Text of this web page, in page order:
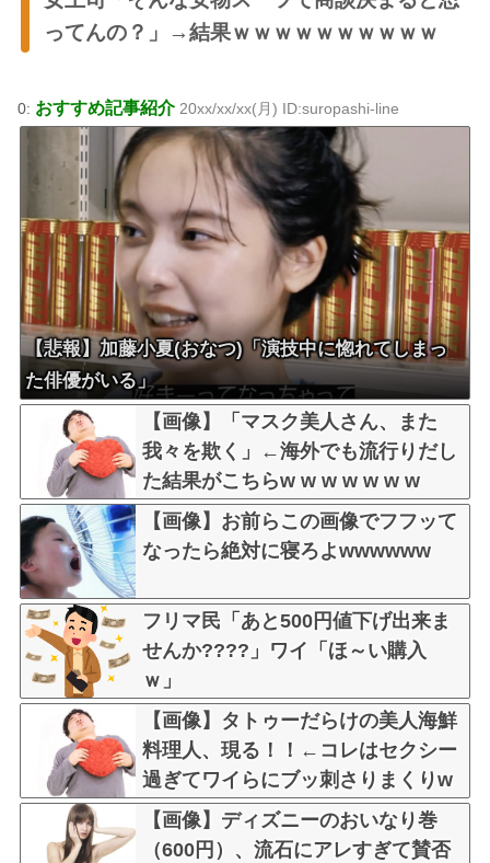
ってんの？」→結果ｗｗｗｗｗｗｗｗｗｗ
0: おすすめ記事紹介20xx/xx/xx(月) ID:suropashi-line
【悲報】加藤小夏(おなつ)「演技中に惚れてしまっ
た俳優がいる」
【画像】「マスク美人さん、また
我々を欺く」←海外でも流行りだし
た結果がこちらw w w w w w w
【画像】お前らこの画像でフフッて
なったら絶対に寝ろよwwwwww
フリマ民「あと500円値下げ出来ま
せんか????」ワイ「ほ～い購入
ｗ」
【画像】タトゥーだらけの美人海鮮
料理人、現る！！←コレはセクシー
過ぎてワイらにブッ刺さりまくりw
w w w w w w w w
【画像】ディズニーのおいなり巻
（600円）、流石にアレすぎて賛否